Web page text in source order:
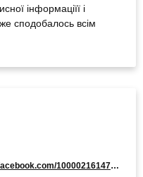
інформаціїї і
сподобалось всім
https://www.facebook.com/100002161476058